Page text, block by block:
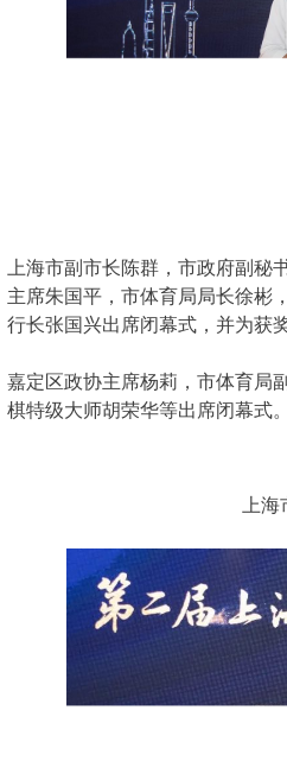
上海市副市长陈群，市政府副
主席朱国平，市体育局局长徐彬
行长张国兴出席闭幕式，并为获
嘉定区政协主席杨莉，市体育局
棋特级大师胡荣华等出席闭幕式。
上